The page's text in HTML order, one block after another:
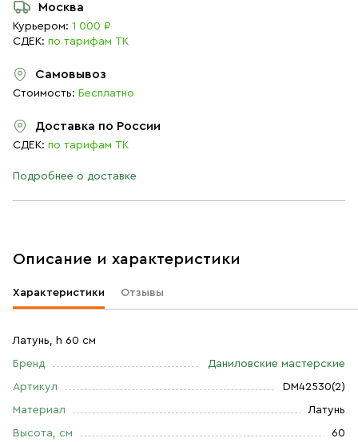
Москва
Курьером: 1 000 ₽
СДЕК: по тарифам ТК
Самовывоз
Стоимость: Бесплатно
Доставка по России
СДЕК: по тарифам ТК
Подробнее о доставке
Описание и характеристики
Характеристики Отзывы
Латунь, h 60 см
Бренд Даниловские мастерские
Артикул DM42530(2)
Материал Латунь
Высота, см 60